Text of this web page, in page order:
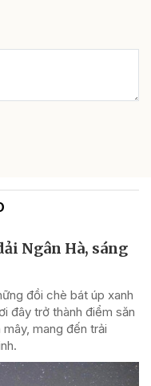
Ngân Hà, sáng
đồi chè bát úp xanh
đây trở thành điểm săn
mang đến trải